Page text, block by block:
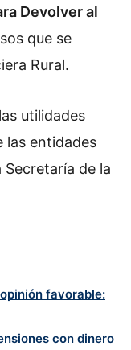
Devolver al
que se
Rural.
utilidades
las entidades
de la
favorable:
con dinero